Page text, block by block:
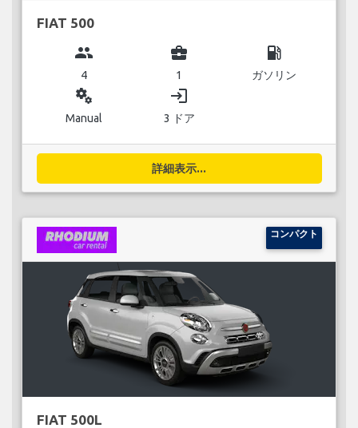
FIAT 500
group
4
business_center
1
local_gas_station
ガソリン
miscellaneous_services
Manual
login
3 ドア
詳細表示...
コンパクト
FIAT 500L